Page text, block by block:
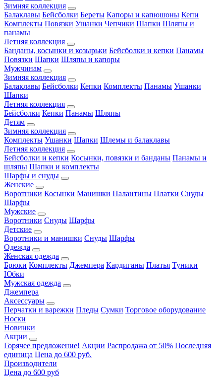
Зимняя коллекция
Балаклавы Бейсболки Береты Капоры и капюшоны Кепи
Комплекты Повязки Ушанки Чепчики Шапки Шляпы и
панамы
Летняя коллекция
Банданы, косынки и козырьки Бейсболки и кепки Панамы
Повязки Шапки Шляпы и капоры
Мужчинам
Зимняя коллекция
Балаклавы Бейсболки Кепки Комплекты Панамы Ушанки
Шапки
Летняя коллекция
Бейсболки Кепки Панамы Шляпы
Детям
Зимняя коллекция
Комплекты Ушанки Шапки Шлемы и балаклавы
Летняя коллекция
Бейсболки и кепки Косынки, повязки и банданы Панамы и
шляпы Шапки и комплекты
Шарфы и снуды
Женские
Воротники Косынки Манишки Палантины Платки Снуды
Шарфы
Мужские
Воротники Снуды Шарфы
Детские
Воротники и манишки Снуды Шарфы
Одежда
Женская одежда
Брюки Комплекты Джемпера Кардиганы Платья Туники
Юбки
Мужская одежда
Джемпера
Аксессуары
Перчатки и варежки Пледы Сумки Торговое оборудование
Носки
Новинки
Акции
Горячее предложение! Акции Распродажа от 50% Последняя
единица Цена до 600 руб.
Производители
Цена до 600 руб